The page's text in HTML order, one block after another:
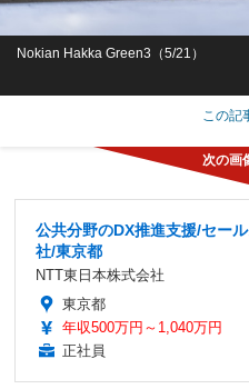
Nokian Hakka Green3（5/21）
この記
公共分野のDX推進支援/セー
社/東京都
NTT東日本株式会社
東京都
年収500万円～1,040万円
正社員